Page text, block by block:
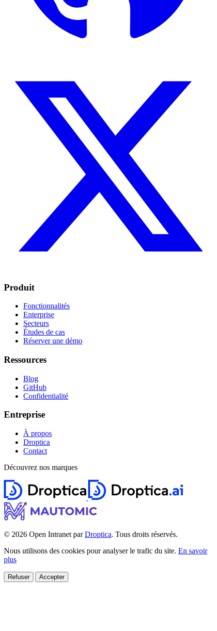
Produit
Fonctionnalités
Enterprise
Secteurs
Études de cas
Réserver une démo
Ressources
Blog
GitHub
Confidentialité
Entreprise
À propos
Droptica
Contact
Découvrez nos marques
© 2026 Open Intranet parDroptica. Tous droits réservés.
Nous utilisons des cookies pour analyser le trafic du site. En savoir
plus
Refuser Accepter